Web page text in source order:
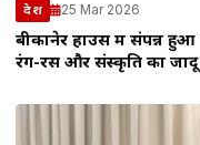
देश 25 Mar 2026
बीकानेर हाउस में संपन्न हुआ
रंग-रस और संस्कृति का जादू